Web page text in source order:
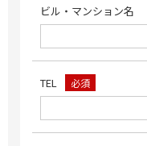
ビル・マンション名
TEL 必須